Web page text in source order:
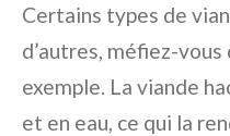
Certains types de
d’autres, méfiez-
exemple. La viande
et en eau, ce qui la